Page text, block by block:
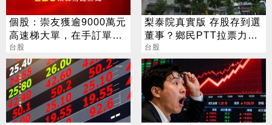
個股：崇友獲逾9000萬元
高速梯大單，在手訂單量
創新高，今年業績將寫新
猷
台股
梨泰院真實版 存股存到選
董事？鄉民PTT拉票力戰
公司派
台股